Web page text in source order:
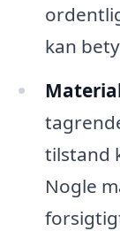
kan
tilstand
Nogle